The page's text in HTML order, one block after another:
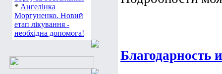
* Ангелінка
Моргуненко. Новий
етап лікування -
необхідна допомога!
Благодарность